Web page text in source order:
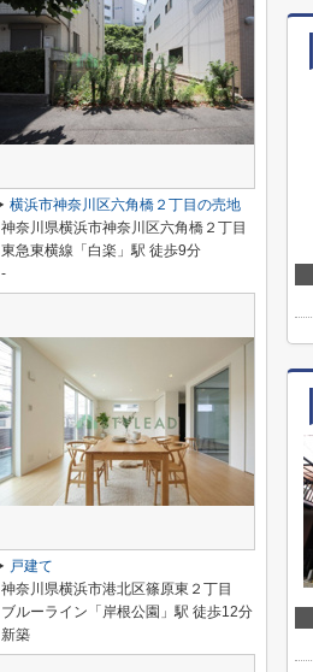
横浜市神奈川区六角橋２丁目の売地
神奈川県横浜市神奈川区六角橋２丁目
東急東横線「白楽」駅 徒歩9分
-
戸建て
神奈川県横浜市港北区篠原東２丁目
ブルーライン「岸根公園」駅 徒歩12分
新築